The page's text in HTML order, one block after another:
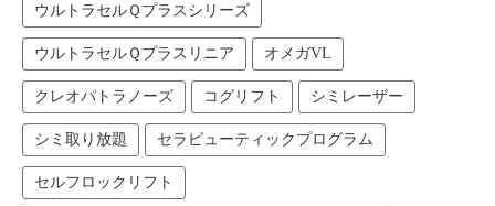
ウルトラセルＱプラスシリーズ
ウルトラセルＱプラスリニア オメガVL
クレオパトラノーズ コグリフト シミレーザー
シミ取り放題 セラピューティックプログラム
セルフロックリフト